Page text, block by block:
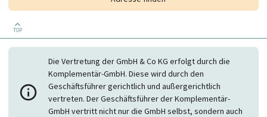
TOP
Die Vertretung der GmbH & Co KG erfolgt durch die
Komplementär-GmbH. Diese wird durch den
Geschäftsführer gerichtlich und außergerichtlich
vertreten. Der Geschäftsführer der Komplementär-
GmbH vertritt nicht nur die GmbH selbst, sondern auch